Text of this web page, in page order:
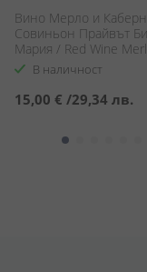
Вино Мерло и
Совиньон Прайвът
Мария / Red Wine
Cabernet Sauvignon
VIlla Maria
В наличност
15,00 € /29,34 лв.